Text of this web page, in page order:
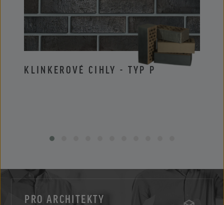
KLINKEROVÉ CIHLY - TYP P
PRO ARCHITEKTY